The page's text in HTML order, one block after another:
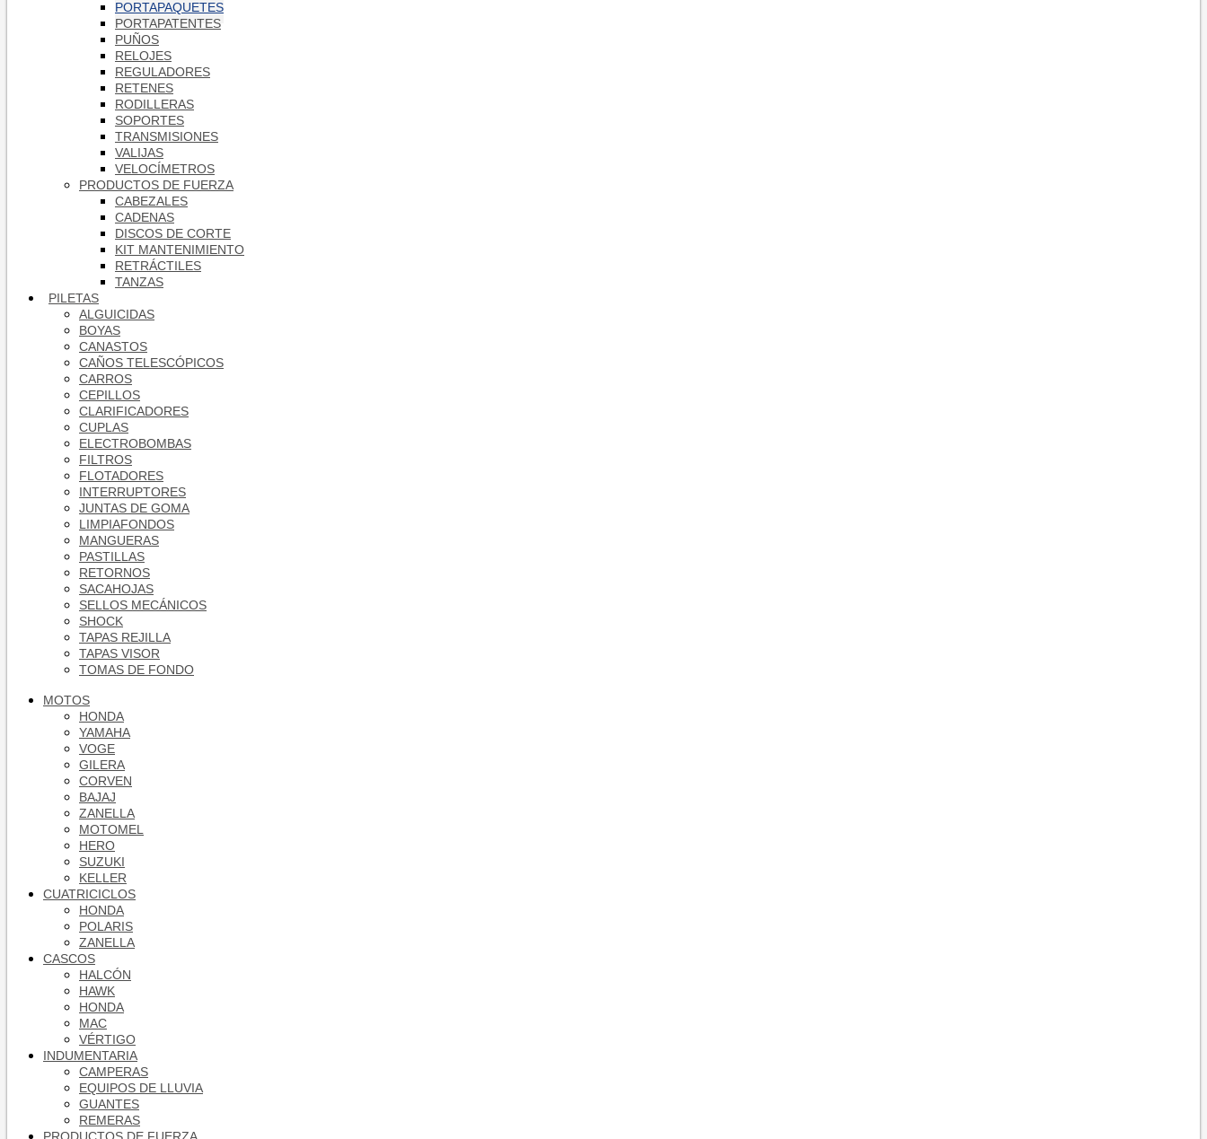
PORTAPAQUETES
PORTAPATENTES
PUÑOS
RELOJES
REGULADORES
RETENES
RODILLERAS
SOPORTES
TRANSMISIONES
VALIJAS
VELOCÍMETROS
PRODUCTOS DE FUERZA
CABEZALES
CADENAS
DISCOS DE CORTE
KIT MANTENIMIENTO
RETRÁCTILES
TANZAS
PILETAS
ALGUICIDAS
BOYAS
CANASTOS
CAÑOS TELESCÓPICOS
CARROS
CEPILLOS
CLARIFICADORES
CUPLAS
ELECTROBOMBAS
FILTROS
FLOTADORES
INTERRUPTORES
JUNTAS DE GOMA
LIMPIAFONDOS
MANGUERAS
PASTILLAS
RETORNOS
SACAHOJAS
SELLOS MECÁNICOS
SHOCK
TAPAS REJILLA
TAPAS VISOR
TOMAS DE FONDO
MOTOS
HONDA
YAMAHA
VOGE
GILERA
CORVEN
BAJAJ
ZANELLA
MOTOMEL
HERO
SUZUKI
KELLER
CUATRICICLOS
HONDA
POLARIS
ZANELLA
CASCOS
HALCÓN
HAWK
HONDA
MAC
VÉRTIGO
INDUMENTARIA
CAMPERAS
EQUIPOS DE LLUVIA
GUANTES
REMERAS